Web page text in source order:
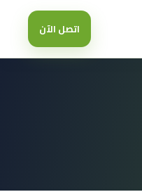
اتصل الآن